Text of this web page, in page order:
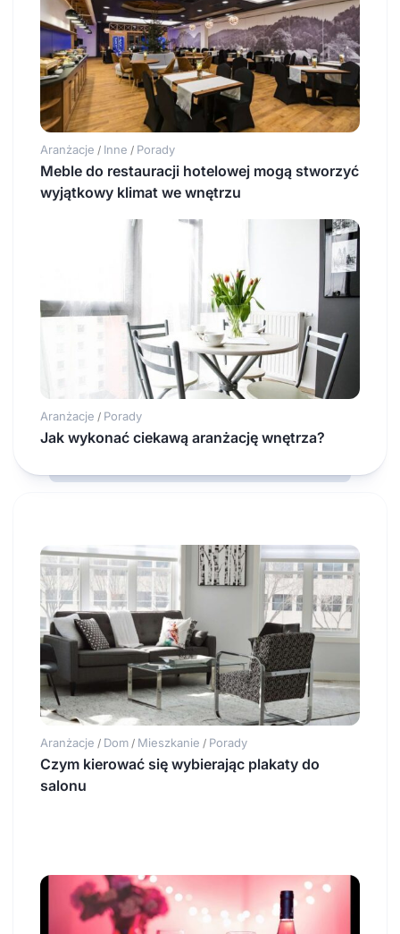
Aranżacje / Inne / Porady
Meble do restauracji hotelowej mogą stworzyć
wyjątkowy klimat we wnętrzu
Aranżacje / Porady
Jak wykonać ciekawą aranżację wnętrza?
Aranżacje / Dom / Mieszkanie / Porady
Czym kierować się wybierając plakaty do
salonu